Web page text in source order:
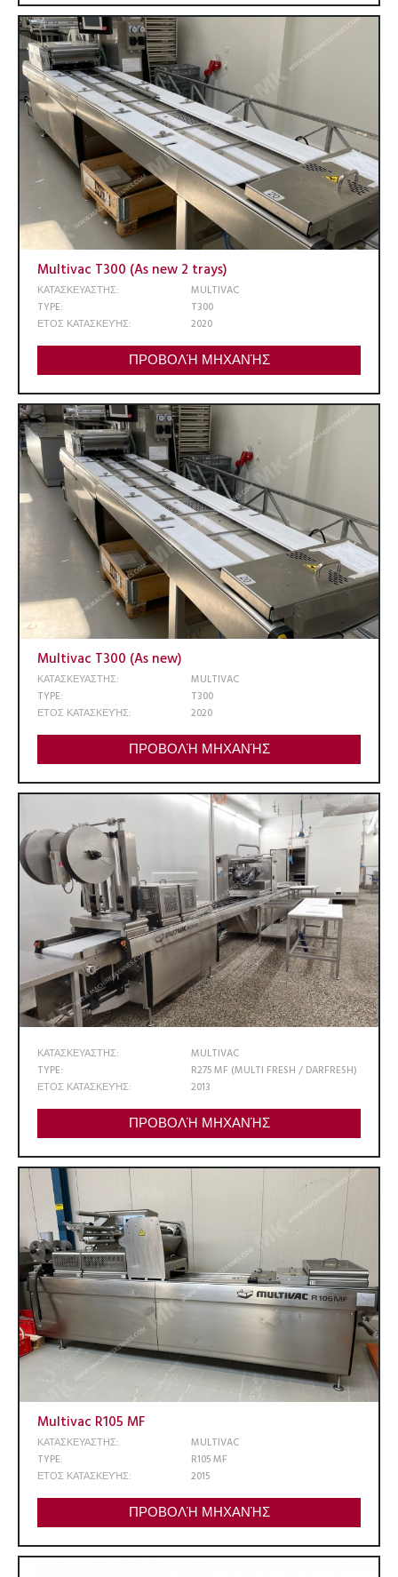
Multivac T300 (As new 2 trays)
ΚΑΤΑΣΚΕΥΑΣΤΗΣ:
MULTIVAC
TYPE:
T300
ΕΤΟΣ ΚΑΤΑΣΚΕΥΉΣ:
2020
ΠΡΟΒΟΛΉ ΜΗΧΑΝΉΣ
Multivac T300 (As new)
ΚΑΤΑΣΚΕΥΑΣΤΗΣ:
MULTIVAC
TYPE:
T300
ΕΤΟΣ ΚΑΤΑΣΚΕΥΉΣ:
2020
ΠΡΟΒΟΛΉ ΜΗΧΑΝΉΣ
ΚΑΤΑΣΚΕΥΑΣΤΗΣ:
MULTIVAC
TYPE:
R275 MF (MULTI FRESH / DARFRESH)
ΕΤΟΣ ΚΑΤΑΣΚΕΥΉΣ:
2013
ΠΡΟΒΟΛΉ ΜΗΧΑΝΉΣ
Multivac R105 MF
ΚΑΤΑΣΚΕΥΑΣΤΗΣ:
MULTIVAC
TYPE:
R105 MF
ΕΤΟΣ ΚΑΤΑΣΚΕΥΉΣ:
2015
ΠΡΟΒΟΛΉ ΜΗΧΑΝΉΣ